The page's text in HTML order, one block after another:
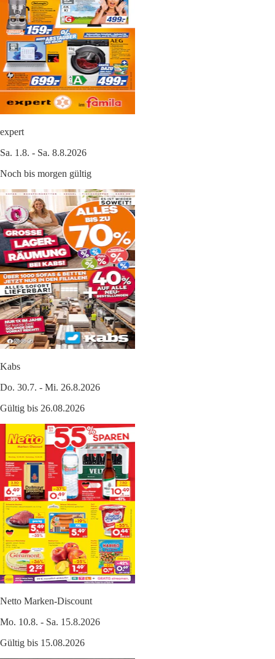
expert
Sa. 1.8. - Sa. 8.8.2026
Noch bis morgen gültig
Kabs
Do. 30.7. - Mi. 26.8.2026
Gültig bis 26.08.2026
Netto Marken-Discount
Mo. 10.8. - Sa. 15.8.2026
Gültig bis 15.08.2026